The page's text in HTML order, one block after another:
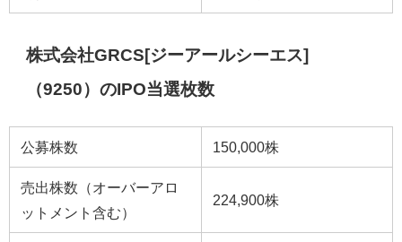
株式会社GRCS[ジーアールシーエス]
（9250）のIPO当選枚数
公募株数 150,000株
売出株数（オーバーアロ
ットメント含む）
224,900株